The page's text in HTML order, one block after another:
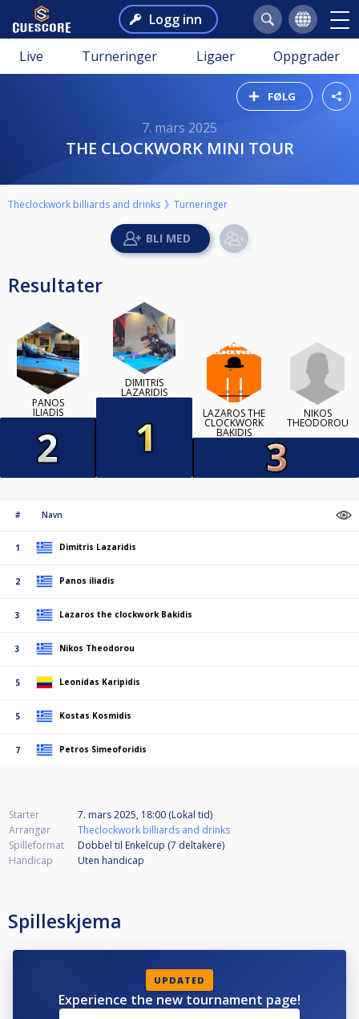
Logg inn
Live Turneringer Ligaer Oppgrader
FØLG
7. mars 2025
THE CLOCKWORK MINI TOUR
Theclockwork billiards and drinks Turneringer
Resultater
PANOS
ILIADIS
DIMITRIS
LAZARIDIS
LAZAROS THE
CLOCKWORK
BAKIDIS
NIKOS
THEODOROU
# Navn
1 Dimitris Lazaridis
2 Panos iliadis
3 Lazaros the clockwork Bakidis
3 Nikos Theodorou
5 Leonidas Karipidis
5 Kostas Kosmidis
7 Petros Simeoforidis
Starter
7. mars 2025, 18:00 (Lokal tid)
Arrangør
Theclockwork billiards and drinks
Spilleformat
Dobbel til Enkelcup (7 deltakere)
Handicap
Uten handicap
Spilleskjema
UPDATED
Experience the new tournament page!